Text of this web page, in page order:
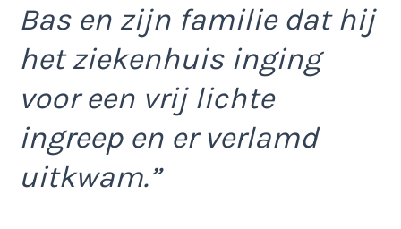
Bas en zijn familie dat hij
het ziekenhuis inging
voor een vrij lichte
ingreep en er verlamd
uitkwam.”